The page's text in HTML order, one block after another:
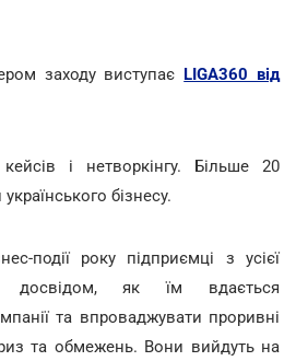
заходу виступає LIGA360 від
і нетворкінгу. Більше 20
бізнесу.
події року підприємці з усієї
досвідом, як їм вдається
та впроваджувати проривні
та обмежень. Вони вийдуть на